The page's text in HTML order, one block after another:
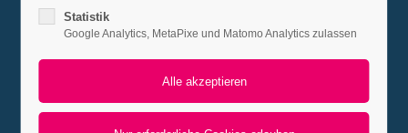
Divider Typ 1
Lorem ipsum dolor sit amet, consectetuer
Statistik
Google Analytics, MetaPixe und Matomo Analytics zulassen